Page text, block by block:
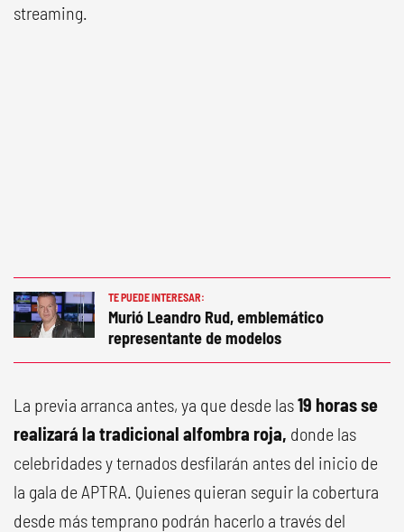
streaming.
TE PUEDE INTERESAR:
Murió Leandro Rud, emblemático
representante de modelos
La previa arranca antes, ya que desde las19 horas se
realizará la tradicional alfombra roja, donde las
celebridades y ternados desfilarán antes del inicio de
la gala de APTRA. Quienes quieran seguir la cobertura
desde más temprano podrán hacerlo a través del